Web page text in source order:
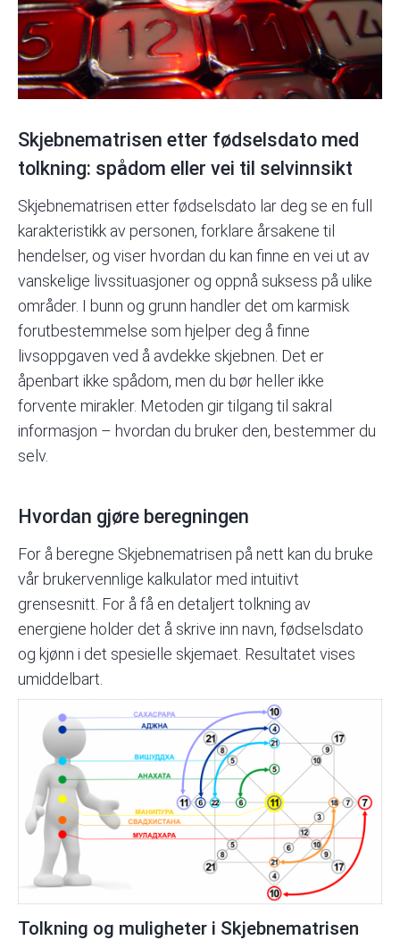
Skjebnematrisen etter fødselsdato med
tolkning: spådom eller vei til selvinnsikt
Skjebnematrisen etter fødselsdato lar deg se en full
karakteristikk av personen, forklare årsakene til
hendelser, og viser hvordan du kan finne en vei ut av
vanskelige livssituasjoner og oppnå suksess på ulike
områder. I bunn og grunn handler det om karmisk
forutbestemmelse som hjelper deg å finne
livsoppgaven ved å avdekke skjebnen. Det er
åpenbart ikke spådom, men du bør heller ikke
forvente mirakler. Metoden gir tilgang til sakral
informasjon – hvordan du bruker den, bestemmer du
selv.
Hvordan gjøre beregningen
For å beregne Skjebnematrisen på nett kan du bruke
vår brukervennlige kalkulatormed intuitivt
grensesnitt. For å få en detaljert tolkning av
energiene holder det å skrive inn navn, fødselsdato
og kjønn i det spesielle skjemaet. Resultatet vises
umiddelbart.
Tolkning og muligheter i Skjebnematrisen